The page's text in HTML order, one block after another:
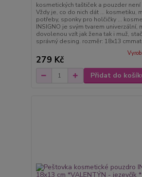
kosmetických taštiček a pouzder
Vždy je, co do nich dát ... kosmetiku,
potřeby, sponky pro holčičky ...
INSIGNO je svým tvarem univerzální,
dovolenou vzít jak žena tak i muž,
správný desing. rozměr: 18x13
279 Kč
Přidat do